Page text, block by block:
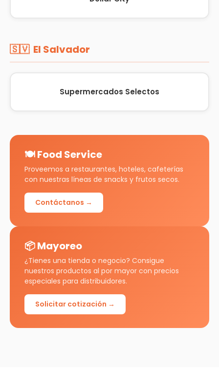
🇸🇻 El Salvador
Supermercados Selectos
🍽️ Food Service
Proveemos a restaurantes, hoteles, cafeterías
con nuestras líneas de snacks y frutos secos.
Contáctanos →
📦 Mayoreo
¿Tienes una tienda o negocio? Consigue
nuestros productos al por mayor con precios
especiales para distribuidores.
Solicitar cotización →